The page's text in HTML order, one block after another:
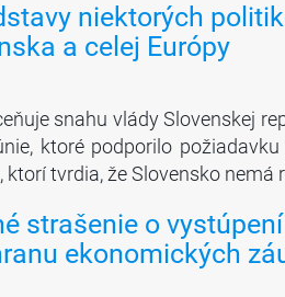
niektorých
a celej Európy
snahu vlády Slovenskej
ktoré podporilo
tvrdia, že Slovensko
strašenie o
ekonomických